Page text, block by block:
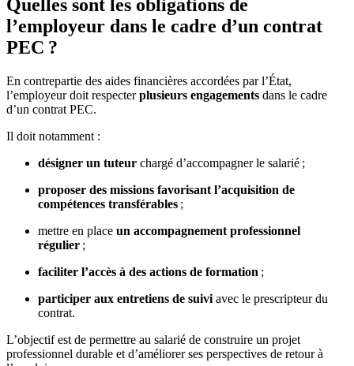
Quelles sont les obligations de
l’employeur dans le cadre d’un contrat
PEC ?
En contrepartie des aides financières accordées par l’État,
l’employeur doit respecterplusieurs engagements dans le cadre
d’un contrat PEC.
Il doit notamment :
désigner un tuteur chargé d’accompagner le salarié ;
proposer des missions favorisant l’acquisition de
compétences transférables ;
mettre en place un accompagnement professionnel
régulier ;
faciliter l’accès à des actions de formation ;
participer aux entretiens de suivi avec le prescripteur du
contrat.
L’objectif est de permettre au salarié de construire un projet
professionnel durable et d’améliorer ses perspectives de retour à